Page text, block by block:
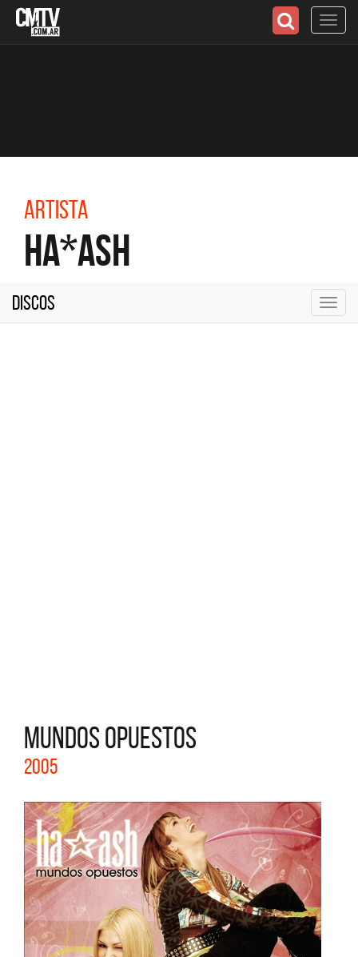
Artista
Ha*Ash
Discos
MUNDOS OPUESTOS
2005